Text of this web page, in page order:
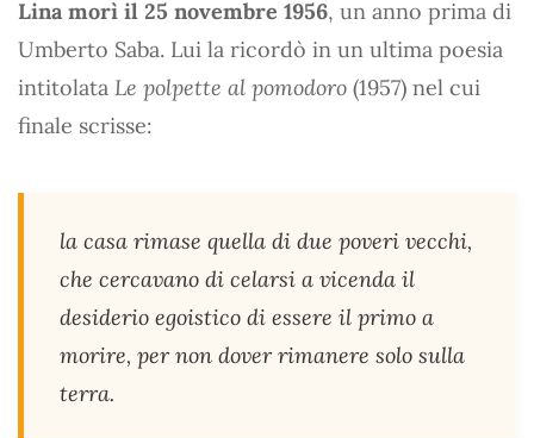
Lina morì il 25 novembre 1956, un anno prima di
Umberto Saba. Lui la ricordò in un ultima poesia
intitolata Le polpette al pomodoro (1957) nel cui
finale scrisse:
la casa rimase quella di due poveri vecchi,
che cercavano di celarsi a vicenda il
desiderio egoistico di essere il primo a
morire, per non dover rimanere solo sulla
terra.